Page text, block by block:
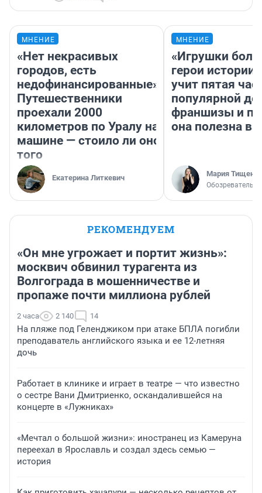
МНЕНИЕ
«Нет некрасивых
городов, есть
недофинансированные».
Путешественники
проехали 2000
километров по Уралу на
машине — стоило ли оно
того
Екатерина Литкевич
МНЕНИЕ
«Игрушки
герои
учит пятая
популярной
франшизы и
она полезна
Мария Тищенко
Обозреватель
РЕКОМЕНДУЕМ
«Он мне угрожает и портит жизнь»:
москвич обвинил турагента из
Волгограда в мошенничестве и
пропаже почти миллиона рублей
2 часа 2 140 14
На пляже под Геленджиком при атаке БПЛА погибли
преподаватель английского языка и ее 12-летняя
дочь
Работает в клинике и играет в театре — что известно
о сестре Вани Дмитриенко, оскандалившейся на
концерте в «Лужниках»
«Мечтал о большой жизни»: иностранец из Камеруна
переехал в Ярославль и создал здесь семью —
история